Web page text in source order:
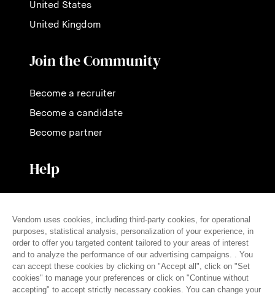
United States
United Kingdom
Join the Community
Become a recruiter
Become a candidate
Become partner
Help
Pricing
FAQ
Press